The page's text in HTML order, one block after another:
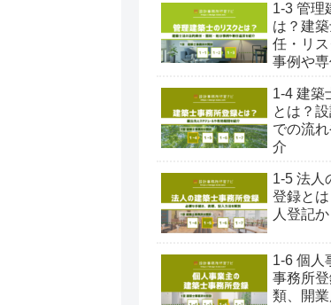
1-3 管理
は？建
任・リ
事例や
1-4 建築
とは？
での流
介
1-5 法人
登録と
人登記
1-6 個人
事務所
類、開